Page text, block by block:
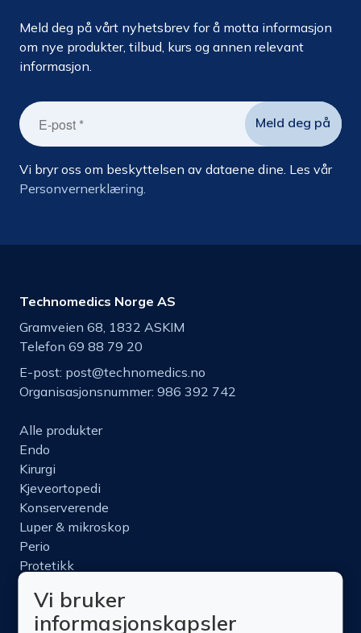
Meld deg på vårt nyhetsbrev for å motta informasjon
om nye produkter, tilbud, kurs og annen relevant
informasjon.
Vi bryr oss om beskyttelsen av dataene dine. Les vår
Personvernerklæring.
Technomedics Norge AS
Gramveien 68, 1832 ASKIM
Telefon 69 88 79 20
E-post: post@technomedics.no
Organisasjonsnummer: 986 392 742
Alle produkter
Endo
Kirurgi
Kjeveortopedi
Konserverende
Luper & mikroskop
Perio
Protetikk
Nettbutikk
Vi bruker
informasjonskapsler